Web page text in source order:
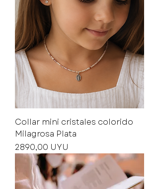
Collar mini cristales colorido
Milagrosa Plata
Precio
2890,00 UYU